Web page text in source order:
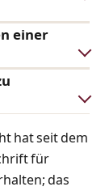
einer
hat seit dem
für
das